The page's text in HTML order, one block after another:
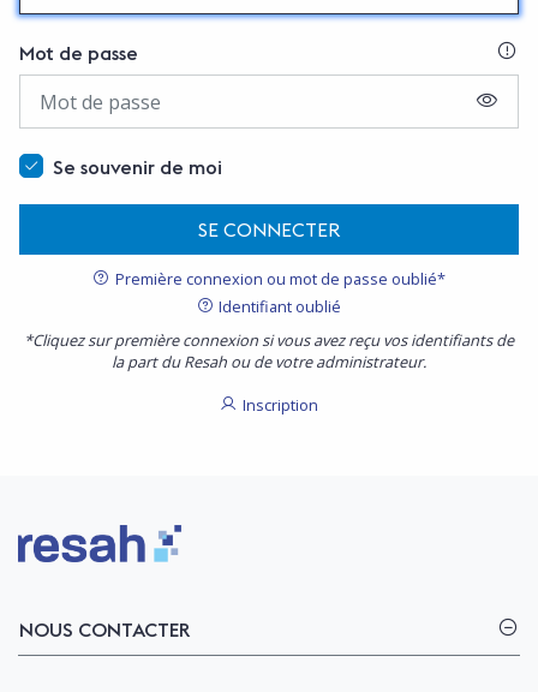
Mot de passe
Se souvenir de moi
SE CONNECTER
Première connexion ou mot de passe oublié*
Identifiant oublié
*Cliquez sur première connexion si vous avez reçu vos identifiants de
la part du Resah ou de votre administrateur.
Inscription
Logo Resah
NOUS CONTACTER